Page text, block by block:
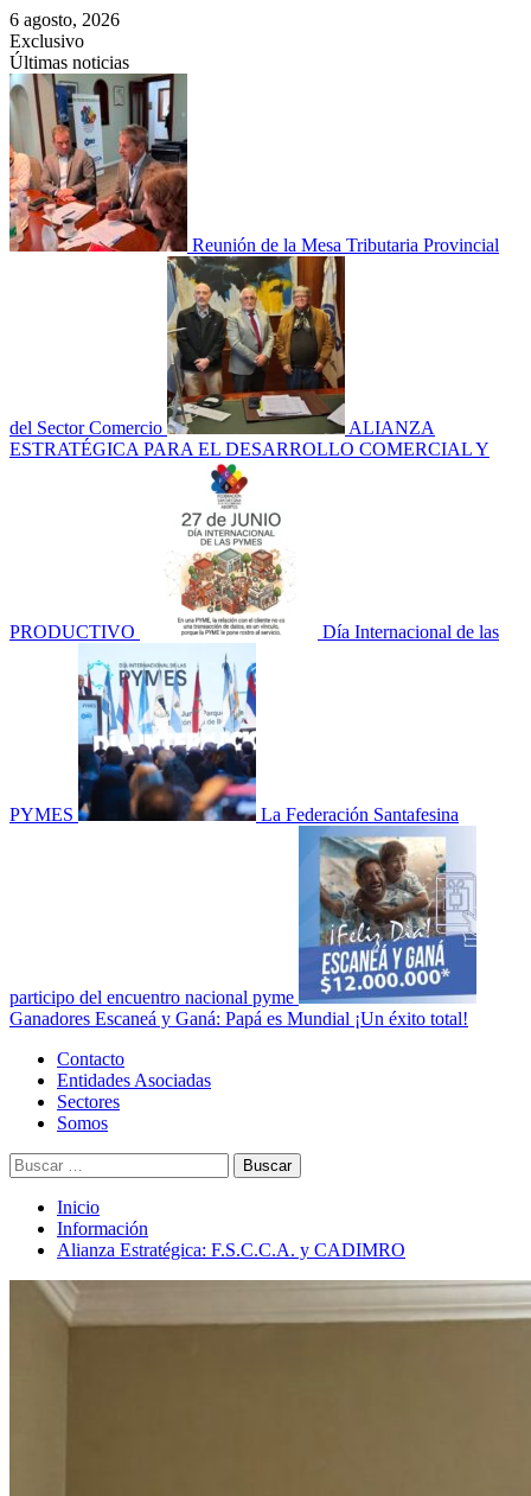
Saltar
al
contenido
6 agosto, 2026
Exclusivo
Últimas noticias
Reunión de la Mesa Tributaria Provincial
del Sector Comercio
ALIANZA
ESTRATÉGICA PARA EL DESARROLLO COMERCIAL Y
PRODUCTIVO Día Internacional de las
PYMES La Federación Santafesina
participo del encuentro nacional pyme
Ganadores Escaneá y Ganá: Papá es Mundial ¡Un éxito total!
Menú
principal
Contacto
Entidades Asociadas
Sectores
Somos
Buscar:
Inicio
Información
Alianza Estratégica: F.S.C.C.A. y CADIMRO